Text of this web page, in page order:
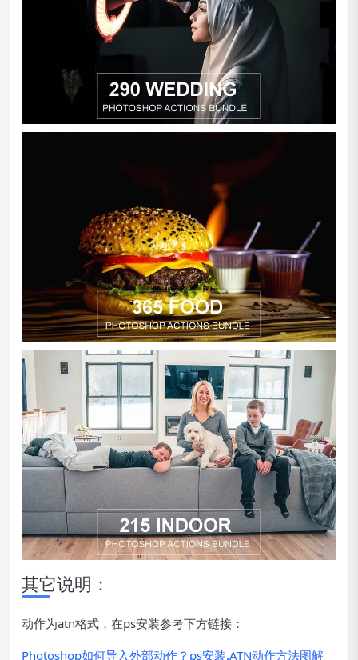
其它说明：
动作为atn格式，在ps安装参考下方链接：
Photoshop如何导入外部动作？ps安装.ATN动作方法图解